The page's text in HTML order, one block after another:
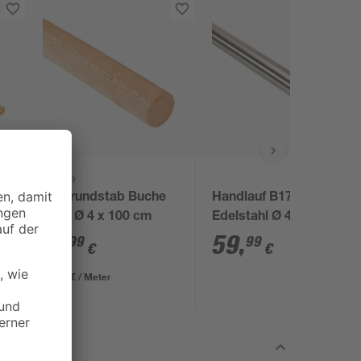
Kosche
Holzrundstab Buche
glatt Ø 4 x 100 cm
99 €
11,99 € / Meter
Handlauf B17
Edelstahl Ø 4,2 cm
225 cm
59,99 €